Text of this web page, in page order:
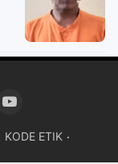
KODE ETIK